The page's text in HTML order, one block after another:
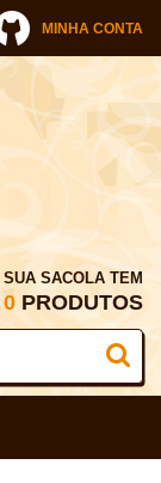
MINHA CONTA
SUA SACOLA TEM
0 PRODUTOS